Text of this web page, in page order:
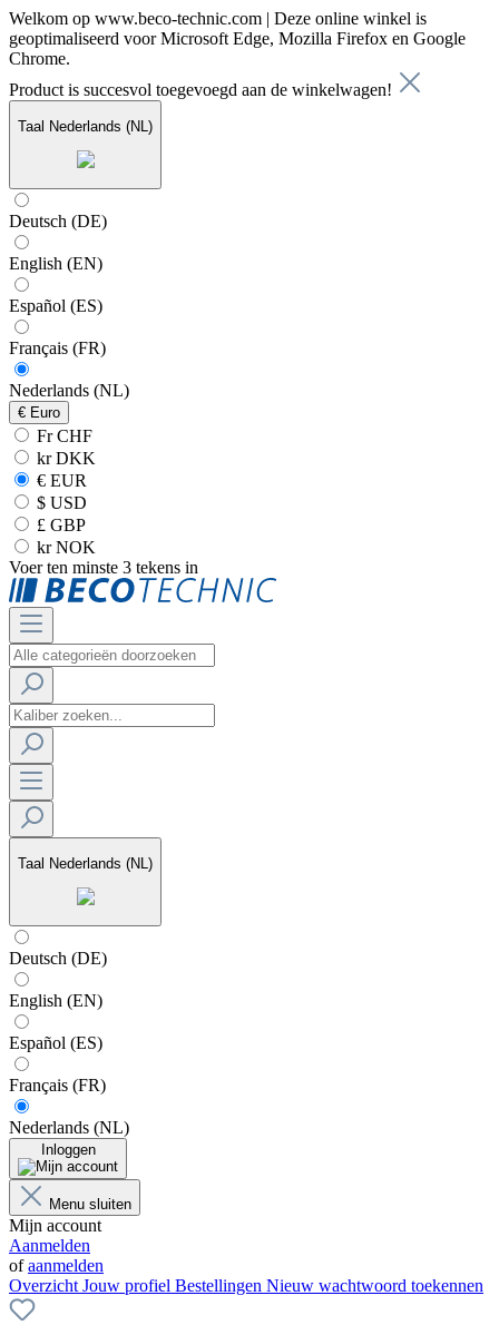
Welkom op www.beco-technic.com | Deze online winkel is
geoptimaliseerd voor Microsoft Edge, Mozilla Firefox en Google
Chrome.
Product is succesvol toegevoegd aan de winkelwagen!
Taal Nederlands (NL)
Deutsch (DE)
English (EN)
Español (ES)
Français (FR)
Nederlands (NL)
€ Euro
Fr CHF
kr DKK
€ EUR
$ USD
£ GBP
kr NOK
Voer ten minste 3 tekens in
Taal Nederlands (NL)
Deutsch (DE)
English (EN)
Español (ES)
Français (FR)
Nederlands (NL)
Inloggen
Menu sluiten
Mijn account
Aanmelden
ofaanmelden
Overzicht Jouw profiel Bestellingen Nieuw wachtwoord toekennen